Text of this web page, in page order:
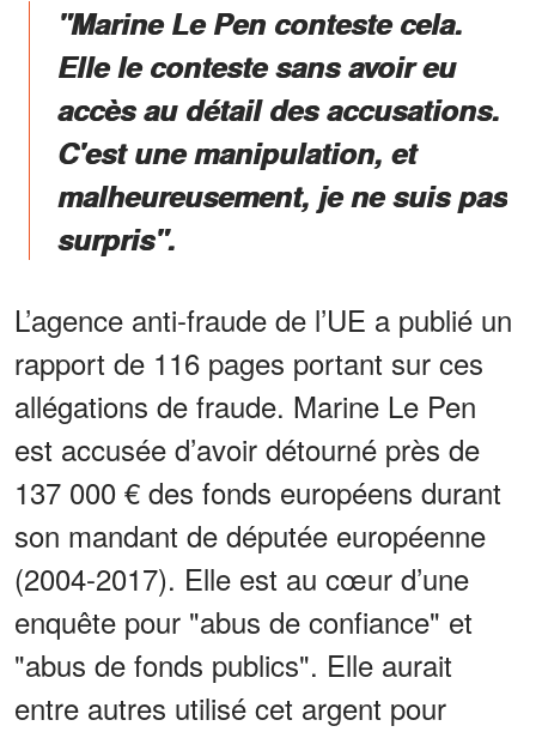
"Marine Le Pen conteste cela.
Elle le conteste sans avoir eu
accès au détail des accusations.
C'est une manipulation, et
malheureusement, je ne suis pas
surpris".
L’agence anti-fraude de l’UE a publié un
rapport de 116 pages portant sur ces
allégations de fraude. Marine Le Pen
est accusée d’avoir détourné près de
137 000 € des fonds européens durant
son mandant de députée européenne
(2004-2017). Elle est au cœur d’une
enquête pour "abus de confiance" et
"abus de fonds publics". Elle aurait
entre autres utilisé cet argent pour